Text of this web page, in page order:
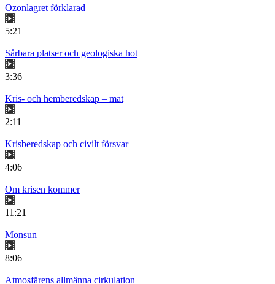
Ozonlagret förklarad
5:21
Sårbara platser och geologiska hot
3:36
Kris- och hemberedskap – mat
2:11
Krisberedskap och civilt försvar
4:06
Om krisen kommer
11:21
Monsun
8:06
Atmosfärens allmänna cirkulation